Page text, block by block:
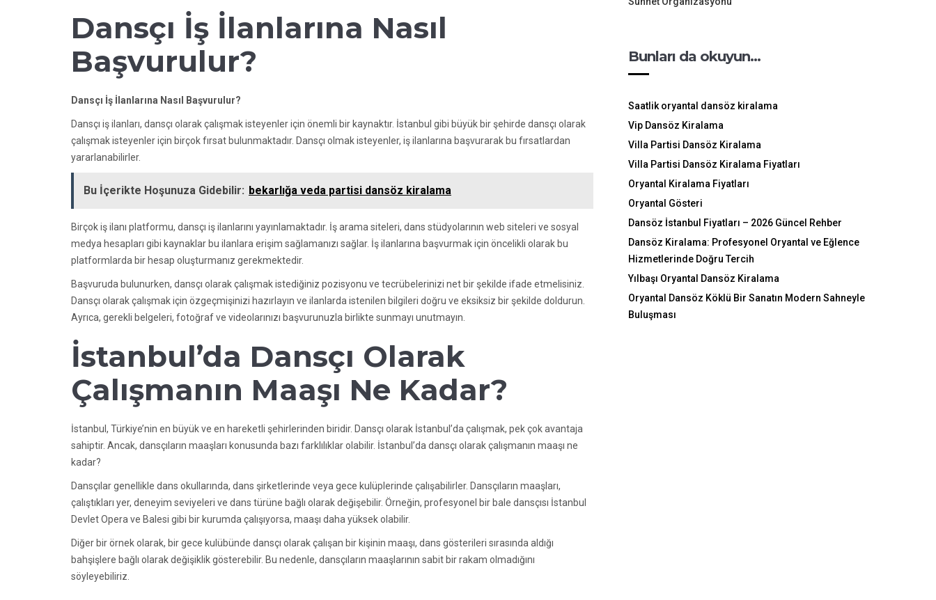
Dansçı İş İlanlarına Nasıl
Başvurulur?
Dansçı İş İlanlarına Nasıl Başvurulur?
Dansçı iş ilanları, dansçı olarak çalışmak isteyenler için önemli bir kaynaktır. İstanbul gibi büyük bir şehirde dansçı olarak
çalışmak isteyenler için birçok fırsat bulunmaktadır. Dansçı olmak isteyenler, iş ilanlarına başvurarak bu fırsatlardan
yararlanabilirler.
Bu İçerikte Hoşunuza Gidebilir: bekarlığa veda partisi dansöz kiralama
Birçok iş ilanı platformu, dansçı iş ilanlarını yayınlamaktadır. İş arama siteleri, dans stüdyolarının web siteleri ve sosyal
medya hesapları gibi kaynaklar bu ilanlara erişim sağlamanızı sağlar. İş ilanlarına başvurmak için öncelikli olarak bu
platformlarda bir hesap oluşturmanız gerekmektedir.
Başvuruda bulunurken, dansçı olarak çalışmak istediğiniz pozisyonu ve tecrübelerinizi net bir şekilde ifade etmelisiniz.
Dansçı olarak çalışmak için özgeçmişinizi hazırlayın ve ilanlarda istenilen bilgileri doğru ve eksiksiz bir şekilde doldurun.
Ayrıca, gerekli belgeleri, fotoğraf ve videolarınızı başvurunuzla birlikte sunmayı unutmayın.
İstanbul’da Dansçı Olarak
Çalışmanın Maaşı Ne Kadar?
İstanbul, Türkiye’nin en büyük ve en hareketli şehirlerinden biridir. Dansçı olarak İstanbul’da çalışmak, pek çok avantaja
sahiptir. Ancak, dansçıların maaşları konusunda bazı farklılıklar olabilir. İstanbul’da dansçı olarak çalışmanın maaşı ne
kadar?
Dansçılar genellikle dans okullarında, dans şirketlerinde veya gece kulüplerinde çalışabilirler. Dansçıların maaşları,
çalıştıkları yer, deneyim seviyeleri ve dans türüne bağlı olarak değişebilir. Örneğin, profesyonel bir bale dansçısı İstanbul
Devlet Opera ve Balesi gibi bir kurumda çalışıyorsa, maaşı daha yüksek olabilir.
Diğer bir örnek olarak, bir gece kulübünde dansçı olarak çalışan bir kişinin maaşı, dans gösterileri sırasında aldığı
bahşişlere bağlı olarak değişiklik gösterebilir. Bu nedenle, dansçıların maaşlarının sabit bir rakam olmadığını
söyleyebiliriz.
Bunları da okuyun…
Saatlik oryantal dansöz kiralama
Vip Dansöz Kiralama
Villa Partisi Dansöz Kiralama
Villa Partisi Dansöz Kiralama Fiyatları
Oryantal Kiralama Fiyatları
Oryantal Gösteri
Dansöz İstanbul Fiyatları – 2026 Güncel Rehber
Dansöz Kiralama: Profesyonel Oryantal ve Eğlence
Hizmetlerinde Doğru Tercih
Yılbaşı Oryantal Dansöz Kiralama
Oryantal Dansöz Köklü Bir Sanatın Modern Sahneyle
Buluşması